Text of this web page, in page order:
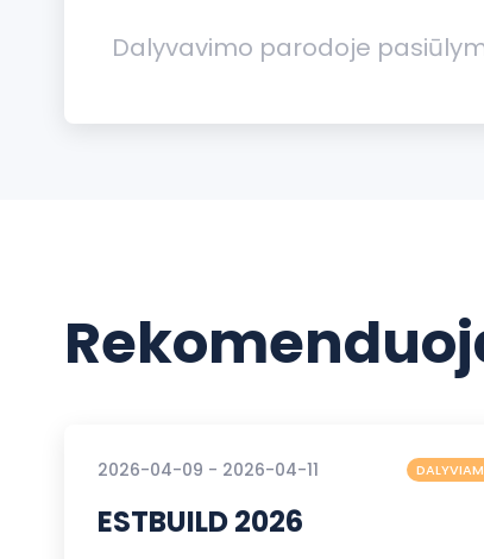
Dalyvavimo parodoje
2026-04-09 - 2026-04-11
ESTBUILD 2026